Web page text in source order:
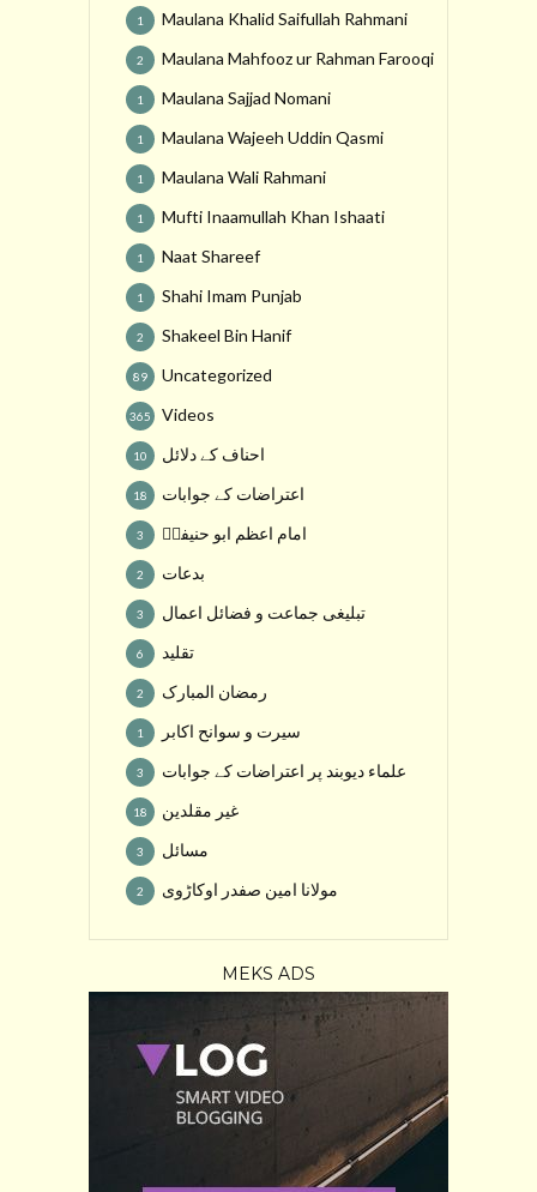
Maulana Khalid Saifullah Rahmani
1
Maulana Mahfooz ur Rahman Farooqi
2
Maulana Sajjad Nomani
1
Maulana Wajeeh Uddin Qasmi
1
Maulana Wali Rahmani
1
Mufti Inaamullah Khan Ishaati
1
Naat Shareef
1
Shahi Imam Punjab
1
Shakeel Bin Hanif
2
Uncategorized
89
Videos
365
احناف کے دلائل 10
اعتراضات کے جوابات 18
امام اعظم ابو حنیفہؒ 3
بدعات 2
تبلیغی جماعت و فضائل اعمال 3
تقلید 6
رمضان المبارک 2
سیرت و سوانح اکابر 1
علماء دیوبند پر اعتراضات کے جوابات 3
غیر مقلدین 18
مسائل 3
مولانا امین صفدر اوکاڑوی 2
MEKS ADS